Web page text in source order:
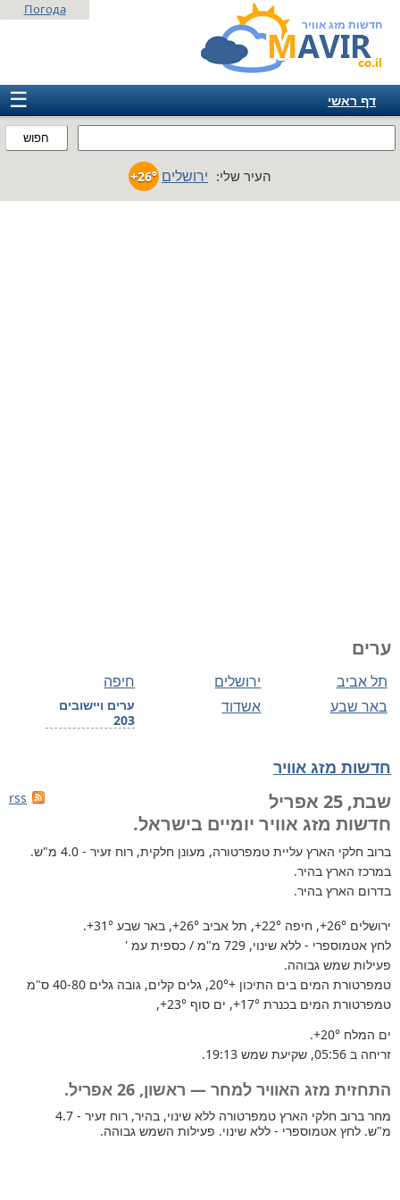
חדשות מזג אוויר
חפוש
Погода
☰
דף ראשי
אמריקה
העיר שלי: ירושלים +26°
ערים
חיפה ירושלים תל אביב
ערים ויישובים
203
אשדוד באר שבע
חדשות מזג אוויר
rss
שבת, 25 אפריל
חדשות מזג אוויר יומיים בישראל.
ברוב חלקי הארץ עליית טמפרטורה, מעונן חלקית, רוח זעיר - 4.0 מ"ש.
במרכז הארץ בהיר.
בדרום הארץ בהיר.
ירושלים +26°, חיפה +22°, תל אביב +26°, באר שבע +31°
.
לחץ אטמוספרי - ללא שינוי, 729 מ"מ / כספית עמ '
פעילות שמש גבוהה.
טמפרטורת המים בים התיכון +20°
, גלים קלים, גובה גלים 40-80 ס"מ
טמפרטורת המים בכנרת +17°, ים סוף +23°
,
ים המלח +20°
.
זריחה ב 05:56, שקיעת שמש 19:13.
התחזית מזג האוויר למחר — ראשון, 26 אפריל.
מחר ברוב חלקי הארץ טמפרטורה ללא שינוי, בהיר, רוח זעיר - 4.7
מ"ש. לחץ אטמוספרי - ללא שינוי. פעילות השמש גבוהה.